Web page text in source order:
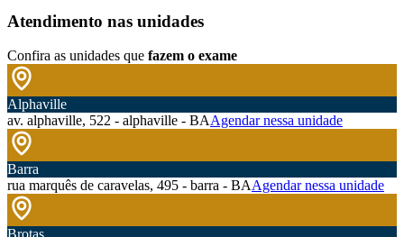
Atendimento nas unidades
Confira as unidades que fazem o exame
Alphaville
av. alphaville, 522 - alphaville - BAAgendar nessa unidade
Barra
rua marquês de caravelas, 495 - barra - BAAgendar nessa unidade